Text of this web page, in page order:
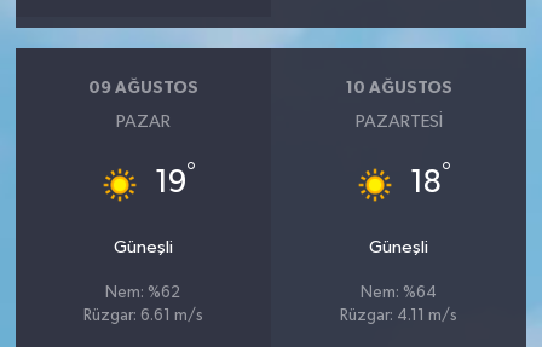
09 AĞUSTOS
PAZAR
19°
Güneşli
Nem: %62
Rüzgar: 6.61 m/s
10 AĞUSTOS
PAZARTESI
18°
Güneşli
Nem: %64
Rüzgar: 4.11 m/s